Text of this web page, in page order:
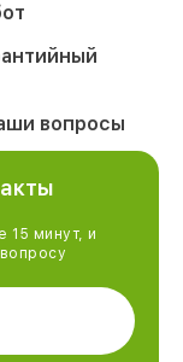
вопросы
15 минут, и